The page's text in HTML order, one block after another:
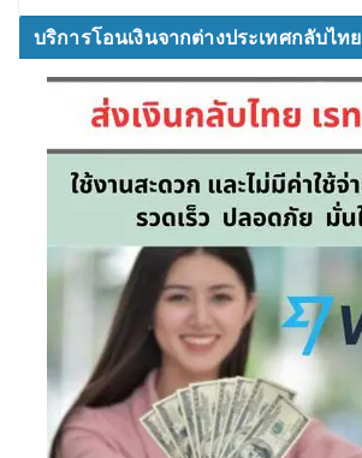
บริการโอนเงินจากต่างประเทศกลับไทย